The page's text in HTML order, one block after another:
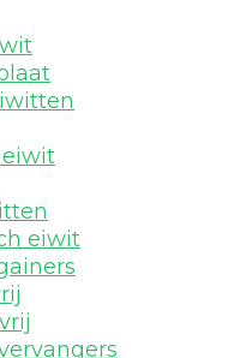
eiwit
eiwit